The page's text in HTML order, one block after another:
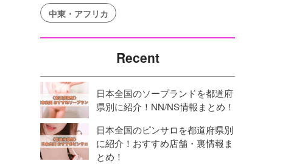
中東・アフリカ
Recent
日本全国のソープランドを都道府
県別に紹介！NN/NS情報まとめ！
日本全国のピンサロを都道府県別
に紹介！おすすめ店舗・裏情報ま
とめ！